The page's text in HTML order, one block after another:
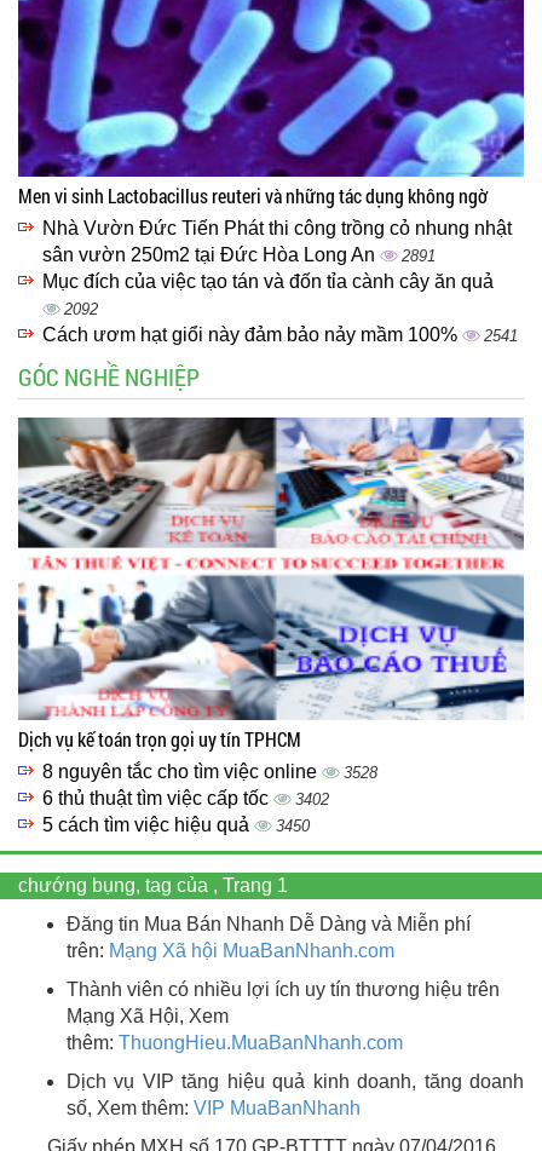
Men vi sinh Lactobacillus reuteri và những tác dụng không ngờ
Nhà Vườn Đức Tiến Phát thi công trồng cỏ nhung nhật
sân vườn 250m2 tại Đức Hòa Long An
2891
Mục đích của việc tạo tán và đốn tỉa cành cây ăn quả
2092
Cách ươm hạt giổi này đảm bảo nảy mầm 100% 2541
GÓC NGHỀ NGHIỆP
Dịch vụ kế toán trọn gọi uy tín TPHCM
8 nguyên tắc cho tìm việc online 3528
6 thủ thuật tìm việc cấp tốc 3402
5 cách tìm việc hiệu quả 3450
chướng bụng, tag của , Trang 1
Đăng tin Mua Bán Nhanh Dễ Dàng và Miễn phí
trên: Mạng Xã hội MuaBanNhanh.com
Thành viên có nhiều lợi ích uy tín thương hiệu trên
Mạng Xã Hội, Xem
thêm: ThuongHieu.MuaBanNhanh.com
Dịch vụ VIP tăng hiệu quả kinh doanh, tăng doanh
số, Xem thêm: VIP MuaBanNhanh